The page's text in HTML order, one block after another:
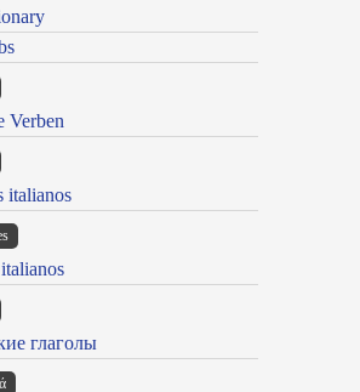
Verben
italianos
глаголы